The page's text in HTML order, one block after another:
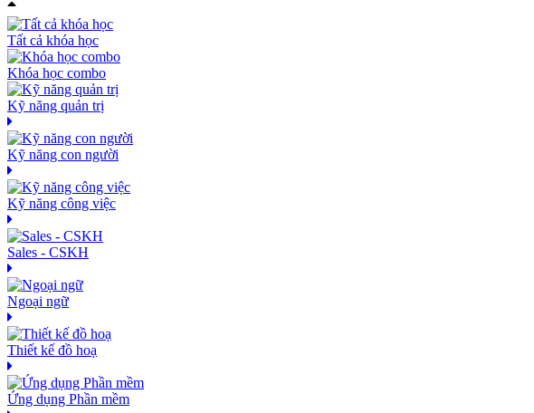
Tất cả khóa học
Khóa học combo
Kỹ năng quản trị
Kỹ năng con người
Kỹ năng công việc
Sales - CSKH
Ngoại ngữ
Thiết kế đồ hoạ
Ứng dụng Phần mềm